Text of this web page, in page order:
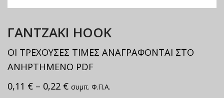
ΓΑΝΤΖΑΚΙ ΗΟΟΚ
ΟΙ ΤΡΕΧΟΥΣΕΣ ΤΙΜΕΣ ΑΝΑΓΡΑΦΟΝΤΑΙ ΣΤΟ
ΑΝΗΡΤΗΜΕΝΟ PDF
0,11 € – 0,22 € συμπ. Φ.Π.Α.